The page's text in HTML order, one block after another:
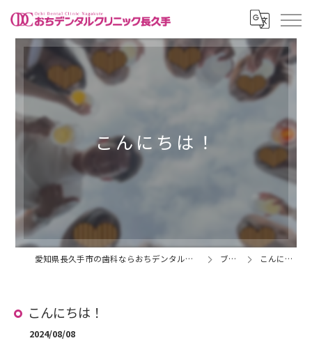
こんにちは！
愛知県長久手市の歯科ならおちデンタルクリニック長久手 ブログ こんにちは！
こんにちは！
2024/08/08